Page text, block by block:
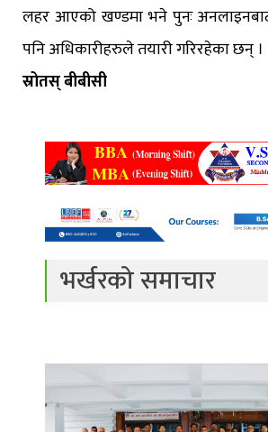
लहर आएको खण्डमा भने पुनः अनलाइनबाट
पनि अधिकारीहरुले तयारी गरिरहेका छन् ।
स्रोतस् बीबीसी
भर्खरको समाचार